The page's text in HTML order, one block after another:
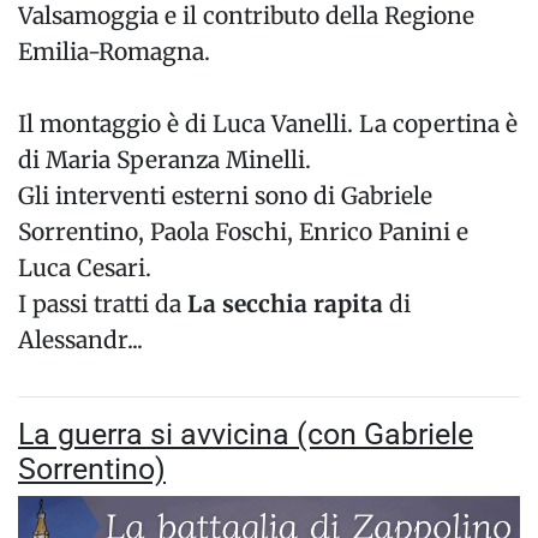
Valsamoggia e il contributo della Regione
Emilia-Romagna.
Il montaggio è di Luca Vanelli. La copertina è
di Maria Speranza Minelli.
Gli interventi esterni sono di Gabriele
Sorrentino, Paola Foschi, Enrico Panini e
Luca Cesari.
I passi tratti da La secchia rapita di
Alessandr...
La guerra si avvicina (con Gabriele
Sorrentino)